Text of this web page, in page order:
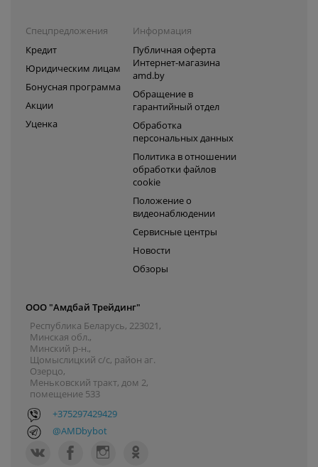
Спецпредложения
Кредит
Юридическим лицам
Бонусная программа
Акции
Уценка
Информация
Публичная оферта
Интернет-магазина
amd.by
Обращение в
гарантийный отдел
Обработка
персональных данных
Политика в отношении
обработки файлов
cookie
Положение о
видеонаблюдении
Сервисные центры
Новости
Обзоры
ООО "Амдбай Трейдинг"
Республика Беларусь, 223021,
Минская обл.,
Минский р-н.,
Щомыслицкий с/с, район аг.
Озерцо,
Меньковский тракт, дом 2,
помещение 533
+375297429429
@AMDbybot